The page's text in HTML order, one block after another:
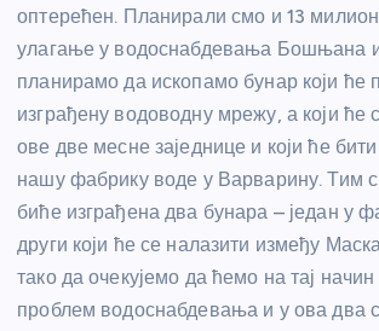
оптерећен. Планирали смо и 13
улагање у водоснабдевања Бошњана
планирамо да ископамо бунар који ће
изграђену водоводну мрежу, а који ће
ове две месне заједнице и који ће
нашу фабрику воде у Варварину. Тим
биће изграђена два бунара – један у
други који ће се налазити између
тако да очекујемо да ћемо на тај
проблем водоснабдевања и у ова два